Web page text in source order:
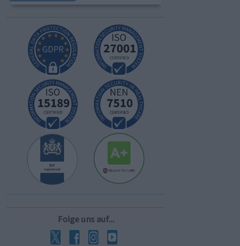
Folge uns auf...